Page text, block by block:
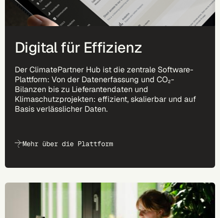
Digital für Effizienz
Der ClimatePartner Hub ist die zentrale Software-
Plattform: Von der Datenerfassung und CO₂-
Bilanzen bis zu Lieferantendaten und
Klimaschutzprojekten: effizient, skalierbar und auf
Basis verlässlicher Daten.
Mehr über die Plattform